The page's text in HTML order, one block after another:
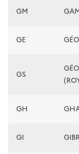
GM
GE
GS
GH
GI